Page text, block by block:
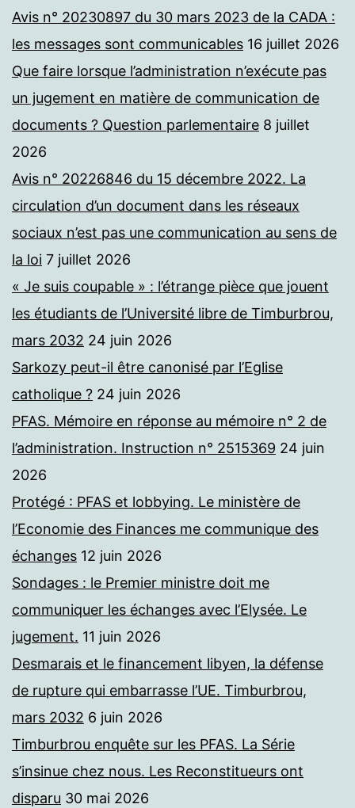
Avis n° 20230897 du 30 mars 2023 de la CADA :
les messages sont communicables 16 juillet 2026
Que faire lorsque l’administration n’exécute pas
un jugement en matière de communication de
documents ? Question parlementaire 8 juillet
2026
Avis n° 20226846 du 15 décembre 2022. La
circulation d’un document dans les réseaux
sociaux n’est pas une communication au sens de
la loi 7 juillet 2026
« Je suis coupable » : l’étrange pièce que jouent
les étudiants de l’Université libre de Timburbrou,
mars 2032 24 juin 2026
Sarkozy peut-il être canonisé par l’Eglise
catholique ? 24 juin 2026
PFAS. Mémoire en réponse au mémoire n° 2 de
l’administration. Instruction n° 2515369 24 juin
2026
Protégé : PFAS et lobbying. Le ministère de
l’Economie des Finances me communique des
échanges 12 juin 2026
Sondages : le Premier ministre doit me
communiquer les échanges avec l’Elysée. Le
jugement. 11 juin 2026
Desmarais et le financement libyen, la défense
de rupture qui embarrasse l’UE. Timburbrou,
mars 2032 6 juin 2026
Timburbrou enquête sur les PFAS. La Série
s’insinue chez nous. Les Reconstitueurs ont
disparu 30 mai 2026